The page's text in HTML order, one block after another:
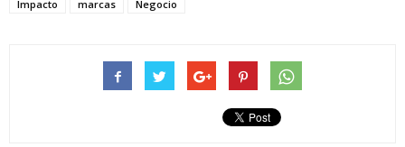
Impacto
marcas Negocio